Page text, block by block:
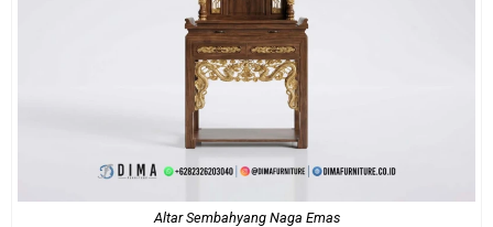
Altar Sembahyang Naga Emas